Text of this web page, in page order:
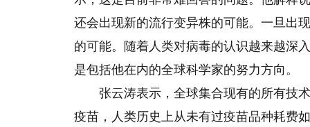
还会出现新的流行变异株的可能。一旦出
的可能。随着人类对病毒的认识越来越深
是包括他在内的全球科学家的努力方向。
张云涛表示，全球集合现有的所有技
疫苗，人类历史上从未有过疫苗品种耗费